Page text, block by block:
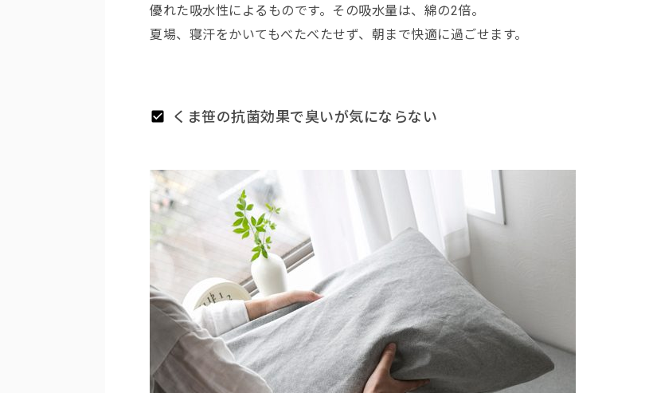
優れた吸水性によるものです。
その吸水量は、綿の2倍。
夏場、寝汗をかいてもべたべたせず、朝まで快適に過ごせます。
くま笹の抗菌効果で臭いが気にならない